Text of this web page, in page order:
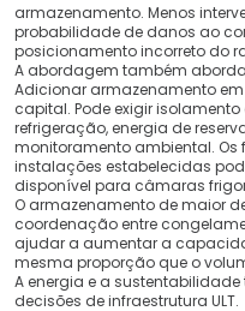
armazenamento. Menos
probabilidade de danos ao
posicionamento incorreto do
A abordagem também
Adicionar armazenamento
capital. Pode exigir
refrigeração, energia de
monitoramento ambiental. Os
instalações estabelecidas
disponível para câmaras
O armazenamento de maior
coordenação entre
ajudar a aumentar a
mesma proporção que o
A energia e a
decisões de infraestrutura ULT.